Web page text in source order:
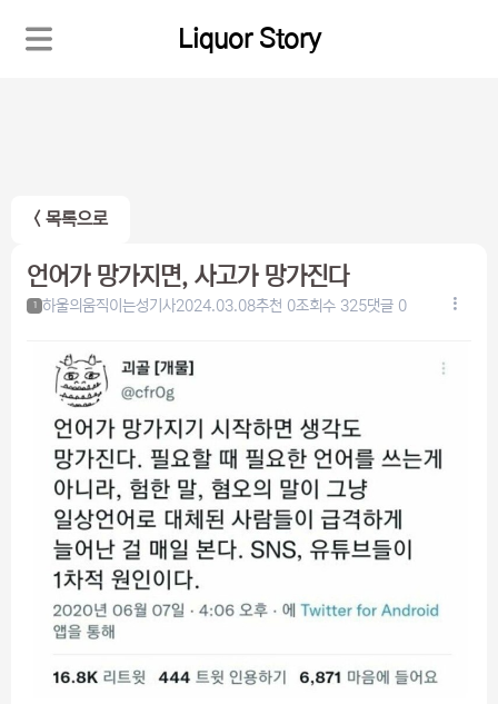
Liquor Story
< 목록으로
언어가 망가지면, 사고가 망가진다
1 하울의움직이는성기사2024.03.08추천 0조회수 325댓글 0